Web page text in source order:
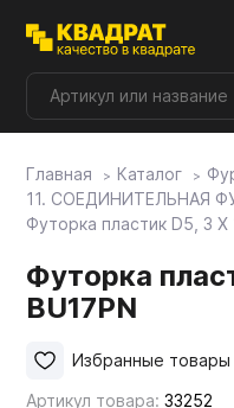
Плитные материалы
Главная Каталог
11. СОЕДИНИТЕЛЬНАЯ
Футорка пластик D5, 3 Х
Футорка
BU17PN
Артикул товара:33252
Избранные товары